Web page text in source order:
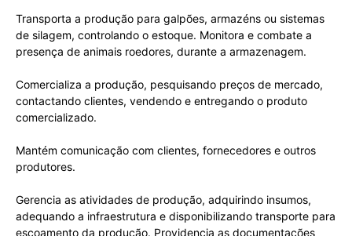
Transporta a produção para galpões, armazéns ou sistemas
de silagem, controlando o estoque. Monitora e combate a
presença de animais roedores, durante a armazenagem.
Comercializa a produção, pesquisando preços de mercado,
contactando clientes, vendendo e entregando o produto
comercializado.
Mantém comunicação com clientes, fornecedores e outros
produtores.
Gerencia as atividades de produção, adquirindo insumos,
adequando a infraestrutura e disponibilizando transporte para
escoamento da produção. Providencia as documentações